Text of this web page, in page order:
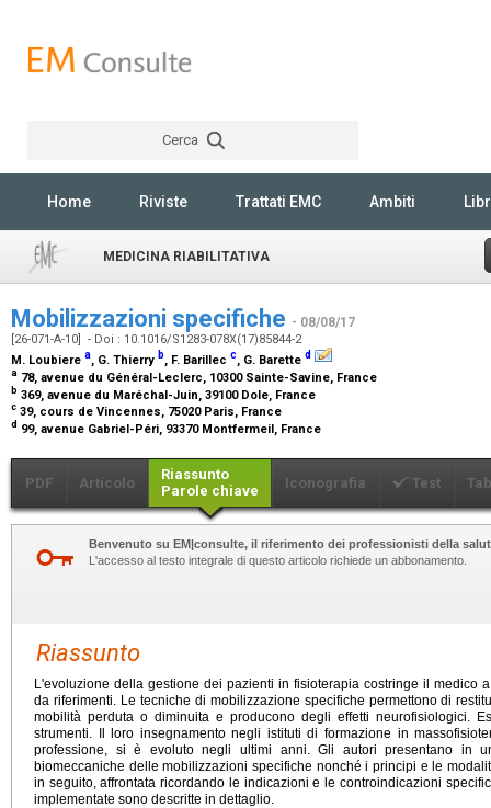
Cerca
Home Riviste Trattati EMC Ambiti
MEDICINA RIABILITATIVA
Mobilizzazioni specifiche - 08/08/17
[26-071-A-10] - Doi : 10.1016/S1283-078X(17)85844-2
M. Loubiere a, G. Thierry b, F. Barillec c, G. Barette d
a 78, avenue du Général-Leclerc, 10300 Sainte-Savine, France
b 369, avenue du Maréchal-Juin, 39100 Dole, France
c 39, cours de Vincennes, 75020 Paris, France
d 99, avenue Gabriel-Péri, 93370 Montfermeil, France
PDF Articolo
Riassunto
Parole chiave
Iconografia Test
Benvenuto su EM|consulte, il riferimento dei professionisti della
L'accesso al testo integrale di questo articolo richiede un abbonamento.
Riassunto
L'evoluzione della gestione dei pazienti in fisioterapia costringe il medico
da riferimenti. Le tecniche di mobilizzazione specifiche permettono di
mobilità perduta o diminuita e producono degli effetti neurofisiologici.
strumenti. Il loro insegnamento negli istituti di formazione in
professione, si è evoluto negli ultimi anni. Gli autori presentano in
biomeccaniche delle mobilizzazioni specifiche nonché i principi e le
in seguito, affrontata ricordando le indicazioni e le controindicazioni
implementate sono descritte in dettaglio.